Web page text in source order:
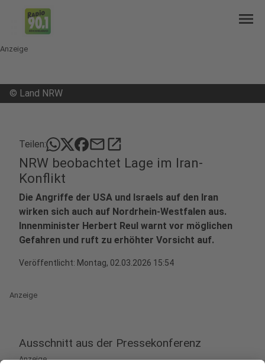
menu
Anzeige
© Land NRW
Teilen: mailopen_in_new
NRW beobachtet Lage im Iran-
Konflikt
Die Angriffe der USA und Israels auf den Iran
wirken sich auch auf Nordrhein-Westfalen aus.
Innenminister Herbert Reul warnt vor möglichen
Gefahren und ruft zu erhöhter Vorsicht auf.
Veröffentlicht: Montag, 02.03.2026 15:54
Anzeige
Ausschnitt aus der Pressekonferenz
Anzeige